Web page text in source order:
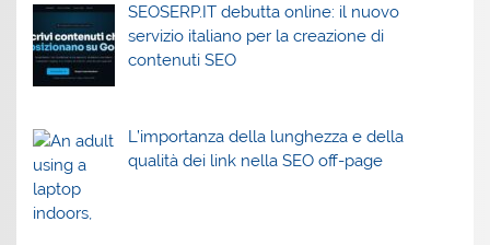
SEOSERP.IT debutta online: il nuovo
servizio italiano per la creazione di
contenuti SEO
L’importanza della lunghezza e della
qualità dei link nella SEO off-page